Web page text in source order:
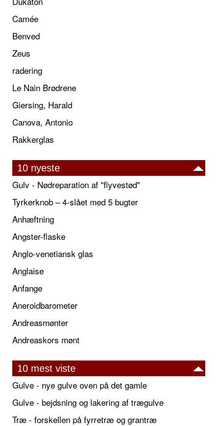
Camée
Benved
Zeus
radering
Le Nain Brødrene
Giersing, Harald
Canova, Antonio
Rakkerglas
10 nyeste
Gulv - Nødreparation af "flyvestød"
Tyrkerknob – 4-slået med 5 bugter
Anhæftning
Angster-flaske
Anglo-venetiansk glas
Anglaise
Anfange
Aneroidbarometer
Andreasmønter
Andreaskors mønt
10 mest viste
Gulve - nye gulve oven på det gamle
Gulve - bejdsning og lakering af trægulve
Træ - forskellen på fyrretræ og grantræ